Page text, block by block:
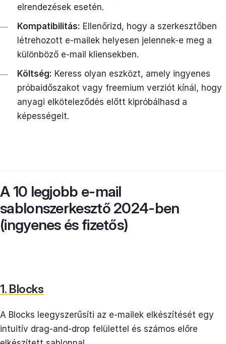
elrendezések esetén.
Kompatibilitás: Ellenőrizd, hogy a szerkesztőben
létrehozott e-mailek helyesen jelennek-e meg a
különböző e-mail kliensekben.
Költség: Keress olyan eszközt, amely ingyenes
próbaidőszakot vagy freemium verziót kínál, hogy
anyagi elköteleződés előtt kipróbálhasd a
képességeit.
A 10 legjobb e-mail
sablonszerkesztő 2024-ben
(ingyenes és fizetős)
1. Blocks
A Blocks leegyszerűsíti az e-mailek elkészítését egy
intuitív drag-and-drop felülettel és számos előre